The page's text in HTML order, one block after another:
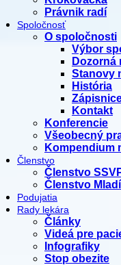
Právnik radí
Spoločnosť
O spoločnosti
Výbor
Dozorná
Stanovy
História
Kontakt
Konferencie
Všeobecný
Kompendium
Členstvo
Členstvo
Členstvo
Podujatia
Rady lekára
Články
Videá pre
Infografiky
Stop obezite